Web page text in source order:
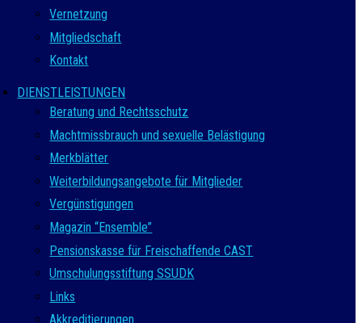
Vernetzung
Mitgliedschaft
Kontakt
DIENSTLEISTUNGEN
Beratung und Rechtsschutz
Machtmissbrauch und sexuelle Belästigung
Merkblätter
Weiterbildungsangebote für Mitglieder
Vergünstigungen
Magazin “Ensemble”
Pensionskasse für Freischaffende CAST
Umschulungsstiftung SSUDK
Links
Akkreditierungen